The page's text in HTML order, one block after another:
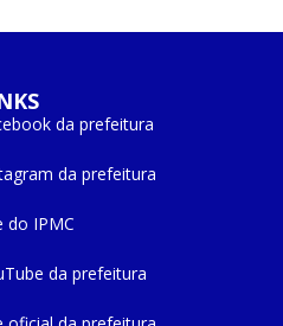
da prefeitura
da prefeitura
do IPMC
da prefeitura